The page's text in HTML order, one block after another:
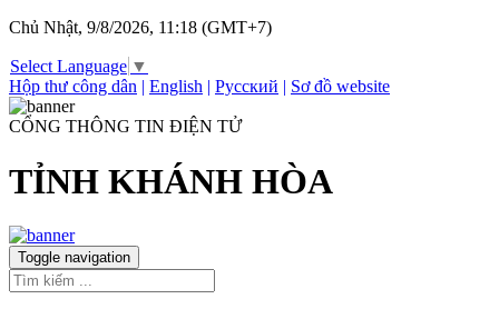
Chủ Nhật, 9/8/2026, 11:18 (GMT+7)
Select Language ▼
Hộp thư công dân | English | Русский | Sơ đồ website
CỔNG THÔNG TIN ĐIỆN TỬ
TỈNH KHÁNH HÒA
Toggle navigation